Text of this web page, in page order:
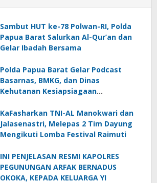
Sambut HUT ke-78 Polwan-RI, Polda
Papua Barat Salurkan Al-Qur’an dan
Gelar Ibadah Bersama
Polda Papua Barat Gelar Podcast
Basarnas, BMKG, dan Dinas
Kehutanan Kesiapsiagaan
KaFasharkan TNI-AL Manokwari dan
Jalasenastri, Melepas 2 Tim Dayung
Mengikuti Lomba Festival Raimuti
INI PENJELASAN RESMI KAPOLRES
PEGUNUNGAN ARFAK BERNADUS
OKOKA, KEPADA KELUARGA YI